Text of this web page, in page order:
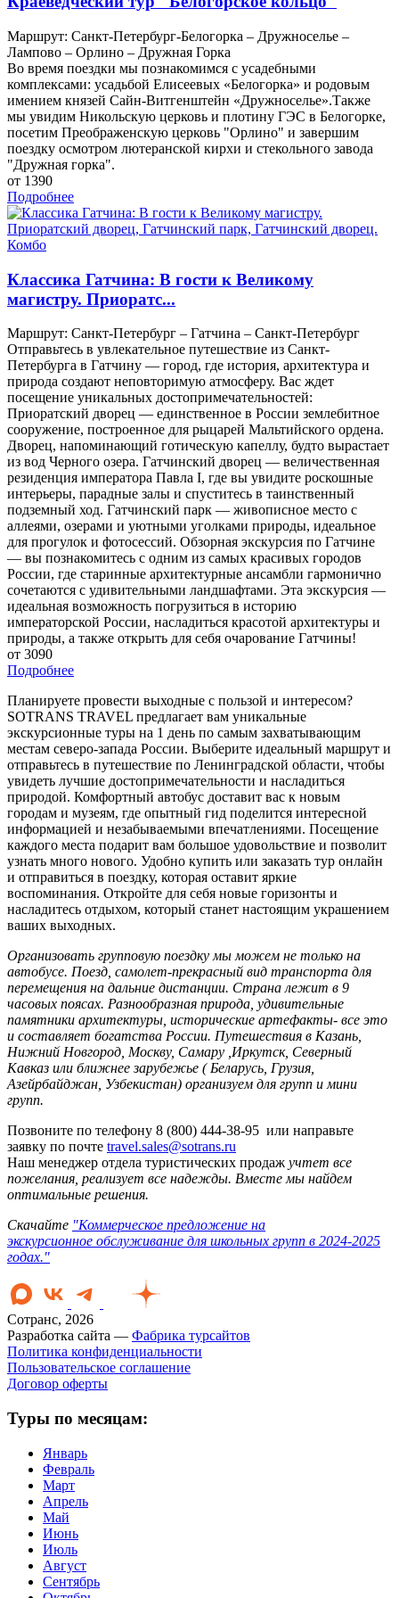
Маршрут: Санкт-Петербург-Белогорка – Дружноселье –
Лампово – Орлино – Дружная Горка
Во время поездки мы познакомимся с усадебными
комплексами: усадьбой Елисеевых «Белогорка» и родовым
имением князей Сайн-Витгенштейн «Дружноселье».Также
мы увидим Никольскую церковь и плотину ГЭС в Белогорке,
посетим Преображенскую церковь "Орлино" и завершим
поездку осмотром лютеранской кирхи и стекольного завода
"Дружная горка".
от 1390
Подробнее
Классика Гатчина: В гости к Великому
магистру. Приоратс...
Маршрут: Санкт-Петербург – Гатчина – Санкт-Петербург
Отправьтесь в увлекательное путешествие из Санкт-
Петербурга в Гатчину — город, где история, архитектура и
природа создают неповторимую атмосферу. Вас ждет
посещение уникальных достопримечательностей:
Приоратский дворец — единственное в России землебитное
сооружение, построенное для рыцарей Мальтийского ордена.
Дворец, напоминающий готическую капеллу, будто вырастает
из вод Черного озера. Гатчинский дворец — величественная
резиденция императора Павла I, где вы увидите роскошные
интерьеры, парадные залы и спуститесь в таинственный
подземный ход. Гатчинский парк — живописное место с
аллеями, озерами и уютными уголками природы, идеальное
для прогулок и фотосессий. Обзорная экскурсия по Гатчине
— вы познакомитесь с одним из самых красивых городов
России, где старинные архитектурные ансамбли гармонично
сочетаются с удивительными ландшафтами. Эта экскурсия —
идеальная возможность погрузиться в историю
императорской России, насладиться красотой архитектуры и
природы, а также открыть для себя очарование Гатчины!
от 3090
Подробнее
Планируете провести выходные с пользой и интересом?
SOTRANS TRAVEL предлагает вам уникальные
экскурсионные туры на 1 день по самым захватывающим
местам северо-запада России. Выберите идеальный маршрут и
отправьтесь в путешествие по Ленинградской области, чтобы
увидеть лучшие достопримечательности и насладиться
природой. Комфортный автобус доставит вас к новым
городам и музеям, где опытный гид поделится интересной
информацией и незабываемыми впечатлениями. Посещение
каждого места подарит вам большое удовольствие и позволит
узнать много нового. Удобно купить или заказать тур онлайн
и отправиться в поездку, которая оставит яркие
воспоминания. Откройте для себя новые горизонты и
насладитесь отдыхом, который станет настоящим украшением
ваших выходных.
Организовать групповую поездку мы можем не только на
автобусе. Поезд, самолет-прекрасный вид транспорта для
перемещения на дальние дистанции. Страна лежит в 9
часовых поясах. Разнообразная природа, удивительные
памятники архитектуры, исторические артефакты- все это
и составляет богатства России. Путешествия в Казань,
Нижний Новгород, Москву, Самару ,Иркутск, Северный
Кавказ или ближнее зарубежье ( Беларусь, Грузия,
Азейрбайджан, Узбекистан) организуем для групп и мини
групп.
Позвоните по телефону 8 (800) 444-38-95 или направьте
заявку по почте travel.sales@sotrans.ru
Наш менеджер отдела туристических продаж учтет все
пожелания, реализует все надежды. Вместе мы найдем
оптимальные решения.
Скачайте "Коммерческое предложение на
экскурсионное обслуживание для школьных групп в 2024-2025
годах."
Сотранс, 2026
Разработка сайта — Фабрика турсайтов
Политика конфиденциальности
Пользовательское соглашение
Договор оферты
Туры по месяцам:
Январь
Февраль
Март
Апрель
Май
Июнь
Июль
Август
Сентябрь